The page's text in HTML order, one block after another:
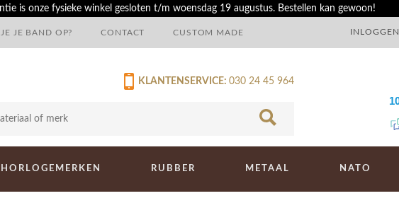
is onze fysieke winkel gesloten t/m woensdag 19 augustus. Bestellen kan gewoon!
JE BAND OP? CONTACT CUSTOM MADE INLOGGEN
030 24 45 964
KLANTENSERVICE:
HORLOGEMERKEN RUBBER METAAL NATO